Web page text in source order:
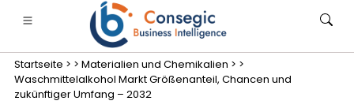
Startseite > > Materialien und Chemikalien > >
Waschmittelalkohol Markt Größenanteil, Chancen und
zukünftiger Umfang – 2032